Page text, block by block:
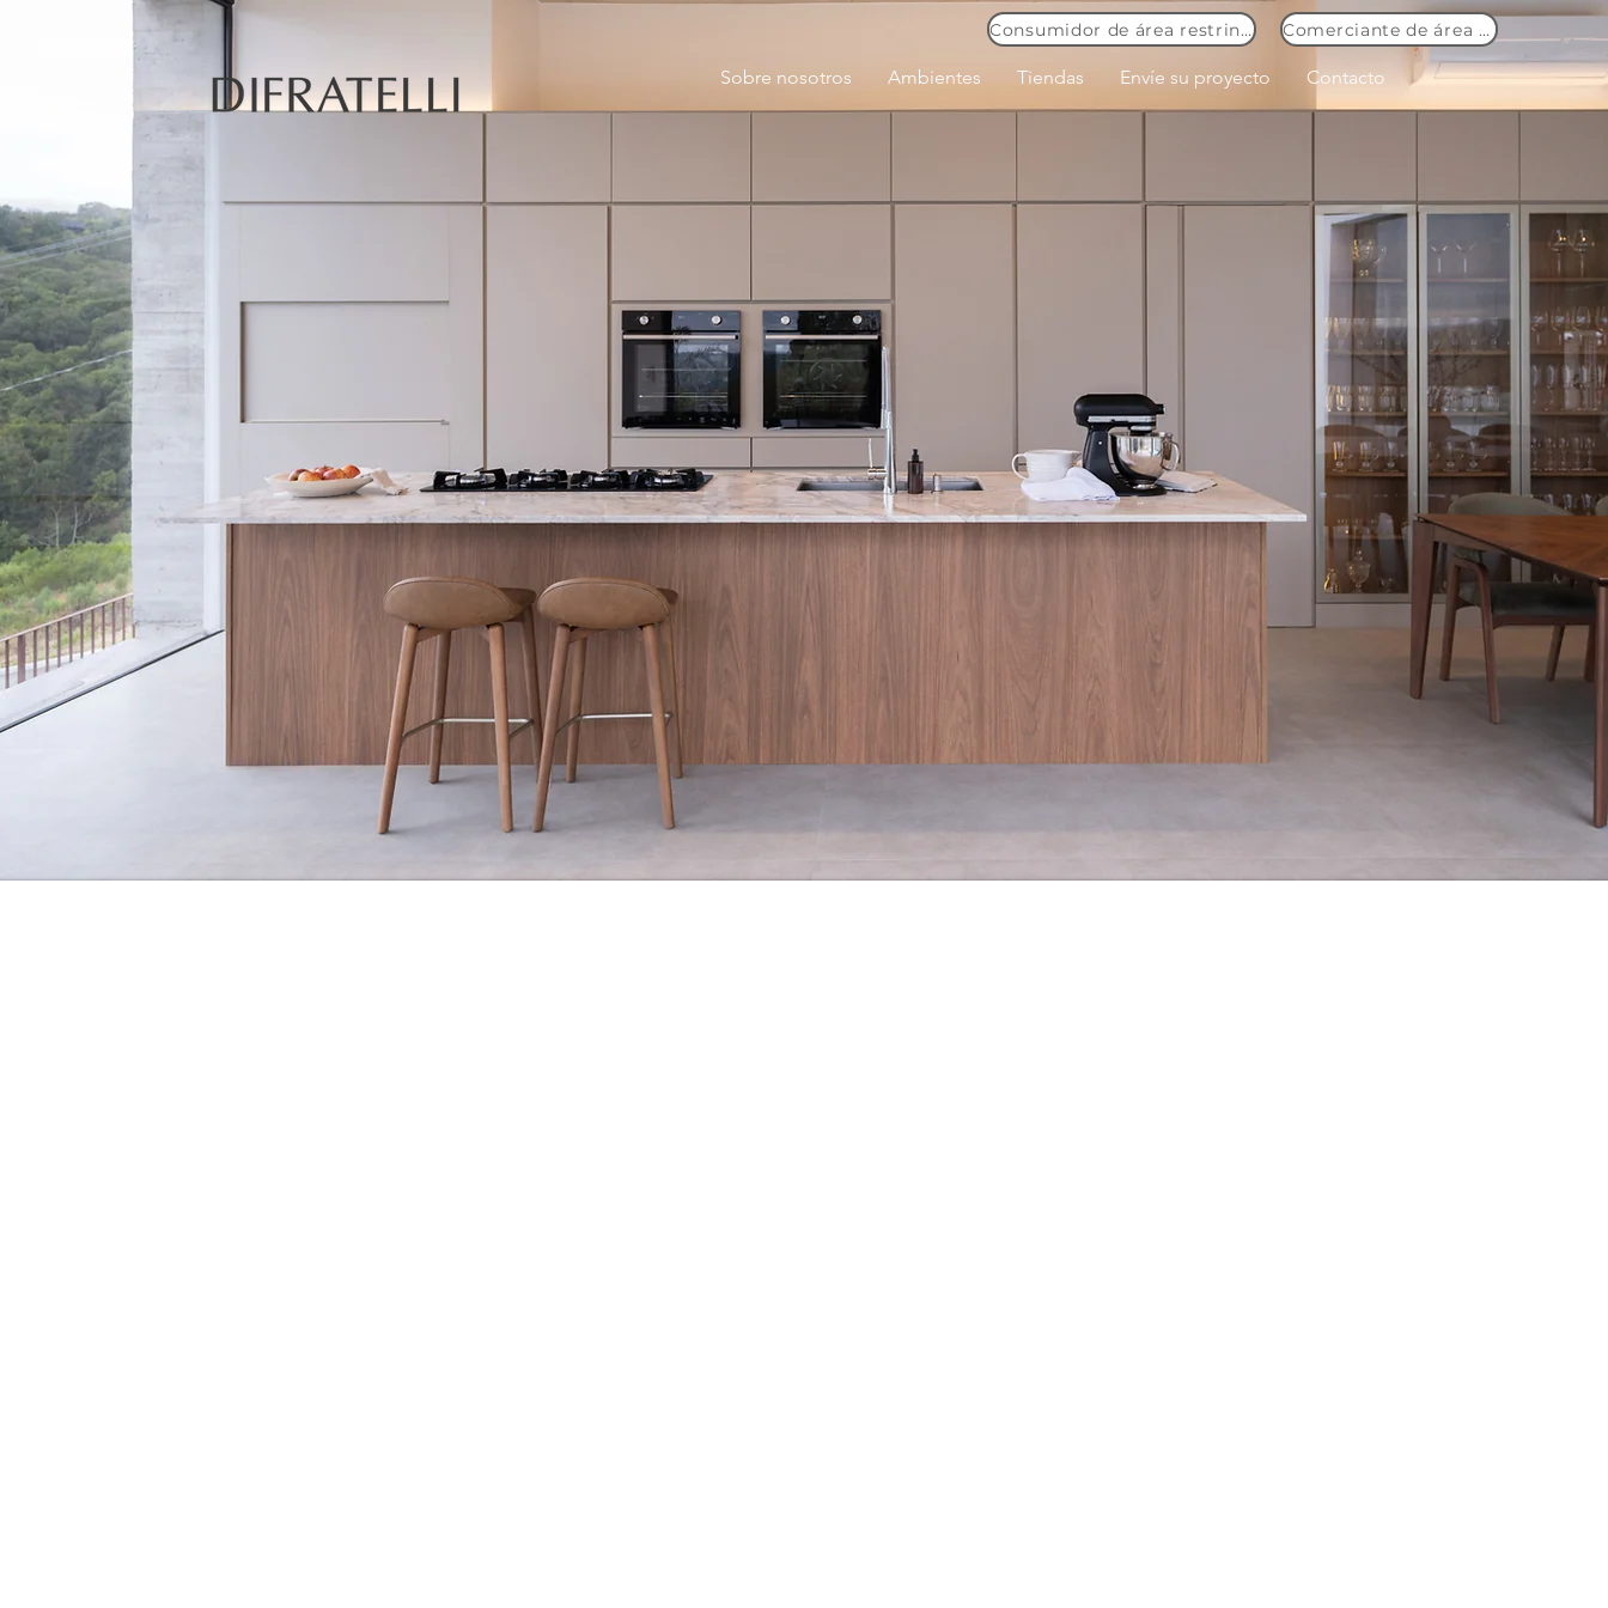
Consumidor de área restringida Comerciante de área restringida
Sobre nosotros Ambientes Tiendas Envíe su proyecto Contacto